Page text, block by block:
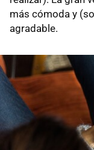
más cómoda y
agradable.